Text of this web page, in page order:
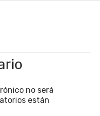
no será
están